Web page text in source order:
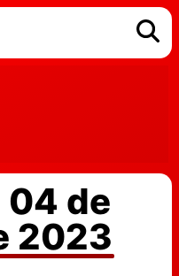
04 de
2023